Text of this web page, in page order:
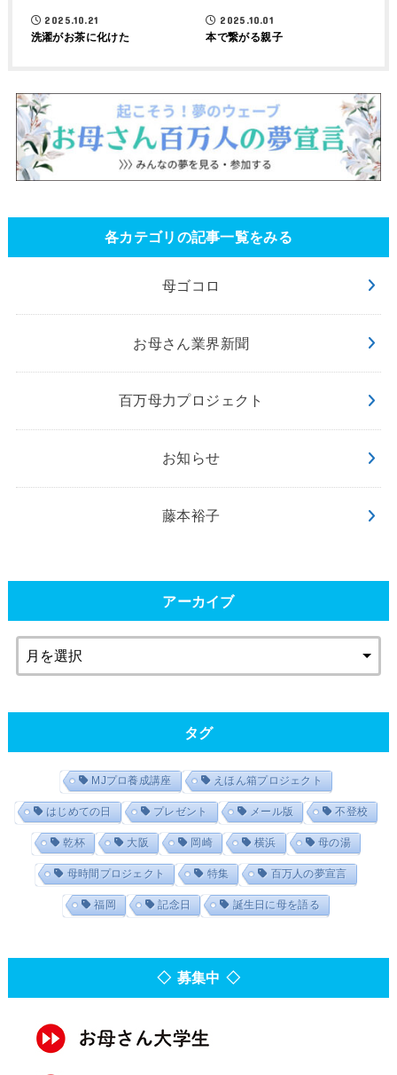
2025.10.21
洗濯がお茶に化けた
2025.10.01
本で繋がる親子
各カテゴリの記事一覧をみる
母ゴコロ
お母さん業界新聞
百万母力プロジェクト
お知らせ
藤本裕子
アーカイブ
タグ
MJプロ養成講座 えほん箱プロジェクト
はじめての日 プレゼント メール版 不登校
乾杯 大阪 岡崎 横浜 母の湯
母時間プロジェクト 特集 百万人の夢宣言
福岡 記念日 誕生日に母を語る
◇ 募集中 ◇